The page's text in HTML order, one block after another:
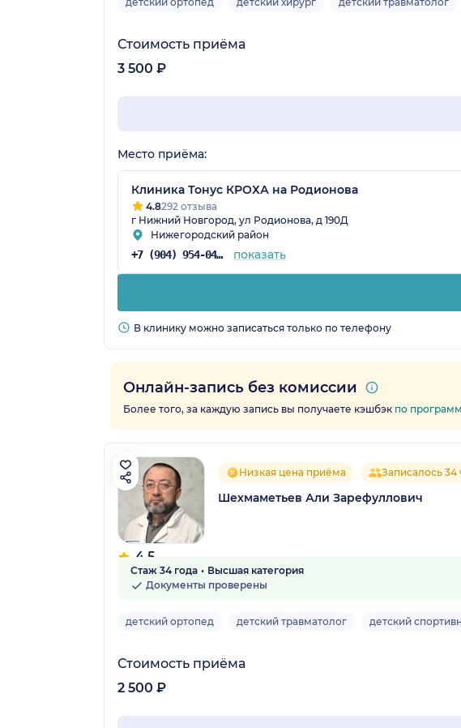
Стоимость приёма
3 500 ₽
Место приёма:
Клиника Тонус КРОХА на Родионова
4.8292 отзыва
г Нижний Новгород, ул Родионова, д 190Д
Нижегородский район
+7 (904) 954-04-35 показать
В клинику можно записаться только по телефону
Онлайн-запись без комиссии
Более того, за каждую запись вы получаете кэшбэк по
4.5
8 отзывов
Низкая цена приёма Записалось 34
Шехмаметьев Али Зарефуллович
Стаж 34 года
Высшая категория
Документы проверены
детский ортопед детский травматолог детский
Стоимость приёма
2 500 ₽